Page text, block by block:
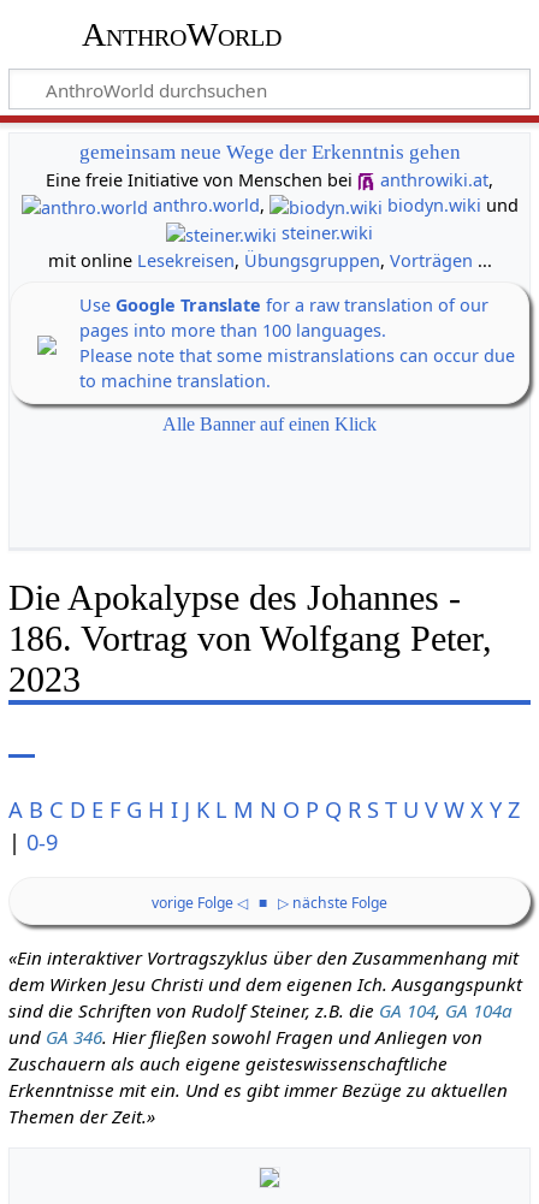
AnthroWorld
gemeinsam neue Wege der Erkenntnis gehen
Eine freie Initiative von Menschen bei
anthrowiki.at,
anthro.world, biodyn.wiki und
steiner.wiki
mit online Lesekreisen, Übungsgruppen, Vorträgen ...
Use Google Translate for a raw translation of our
pages into more than 100 languages.
Please note that some mistranslations can occur due
to machine translation.
Alle Banner auf einen Klick
Die Apokalypse des Johannes -
186. Vortrag von Wolfgang Peter,
2023
A B C D E F G H I J K L M N O P Q R S T U V W X Y Z
| 0-9
vorige Folge ◁ ■ ▷ nächste Folge
«Ein interaktiver Vortragszyklus über den Zusammenhang mit
dem Wirken Jesu Christi und dem eigenen Ich. Ausgangspunkt
sind die Schriften von Rudolf Steiner, z.B. die GA 104, GA 104a
und GA 346. Hier fließen sowohl Fragen und Anliegen von
Zuschauern als auch eigene geisteswissenschaftliche
Erkenntnisse mit ein. Und es gibt immer Bezüge zu aktuellen
Themen der Zeit.»